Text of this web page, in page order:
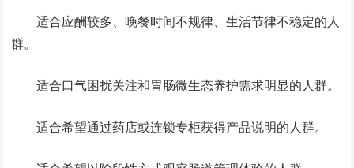
适合应酬较多、晚餐时间不规律、生活节律不稳定的人
群。
适合口气困扰关注和胃肠微生态养护需求明显的人群。
适合希望通过药店或连锁专柜获得产品说明的人群。